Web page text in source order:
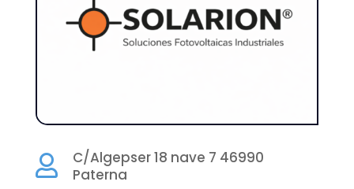

C/Algepser 18 nave 7 46990
Paterna